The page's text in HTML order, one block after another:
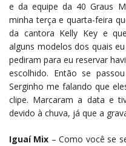
e da equipe da 40 Graus
minha terça e quarta-feira
da cantora Kelly Key e
alguns modelos dos quais
pediram para eu reservar
escolhido. Então se
Serginho me falando que
clipe. Marcaram a data e
devido à chuva, já que a
Iguaí Mix – Como você se